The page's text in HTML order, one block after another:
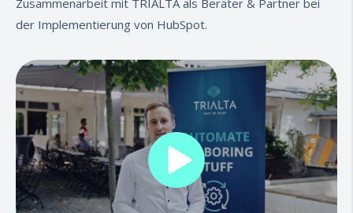
Zusammenarbeit mit TRIALTA als Berater & Partner bei
der Implementierung von HubSpot.